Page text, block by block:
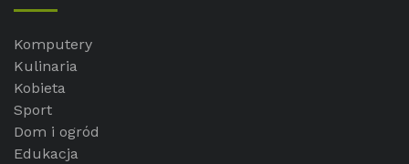
Komputery
Kulinaria
Kobieta
Sport
Dom i ogród
Edukacja